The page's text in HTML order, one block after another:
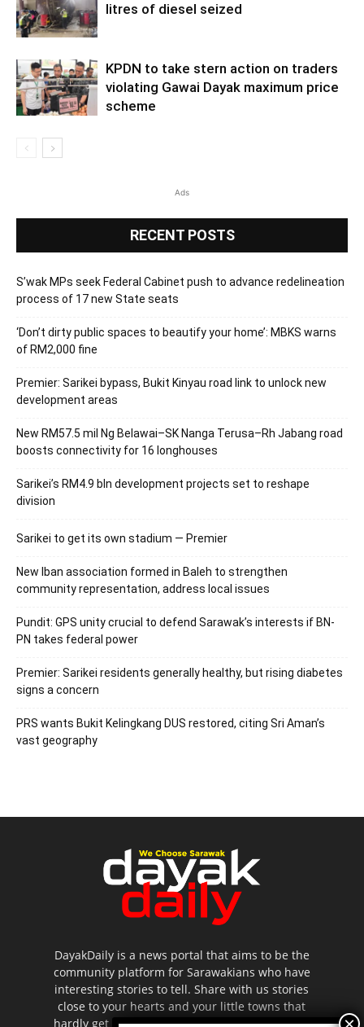
litres of diesel seized
KPDN to take stern action on traders
violating Gawai Dayak maximum price
scheme
Ads
RECENT POSTS
S’wak MPs seek Federal Cabinet push to advance redelineation
process of 17 new State seats
‘Don’t dirty public spaces to beautify your home’: MBKS warns
of RM2,000 fine
Premier: Sarikei bypass, Bukit Kinyau road link to unlock new
development areas
New RM57.5 mil Ng Belawai–SK Nanga Terusa–Rh Jabang road
boosts connectivity for 16 longhouses
Sarikei’s RM4.9 bln development projects set to reshape
division
Sarikei to get its own stadium — Premier
New Iban association formed in Baleh to strengthen
community representation, address local issues
Pundit: GPS unity crucial to defend Sarawak’s interests if BN-
PN takes federal power
Premier: Sarikei residents generally healthy, but rising diabetes
signs a concern
PRS wants Bukit Kelingkang DUS restored, citing Sri Aman’s
vast geography
DayakDaily is a news portal that aims to be the
community platform for Sarawakians who have
interesting stories to tell. Share with us stories
close to your hearts and your little towns that
hardly get to be highlighted in the mainstream